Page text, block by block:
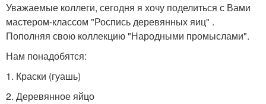
Уважаемые коллеги, сегодня я хочу поделиться с Вами
мастером-классом "Роспись деревянных яиц" .
Пополняя свою коллекцию "Народными промыслами".
Нам понадобятся:
1. Краски (гуашь)
2. Деревянное яйцо